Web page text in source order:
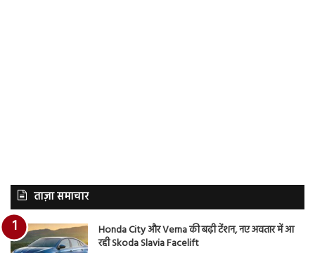
ताज़ा समाचार
Honda City और Verna की बढ़ी टेंशन, नए अवतार में आ
रही Skoda Slavia Facelift